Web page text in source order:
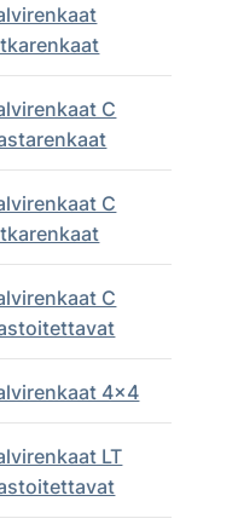
C
C
C
4x4
LT